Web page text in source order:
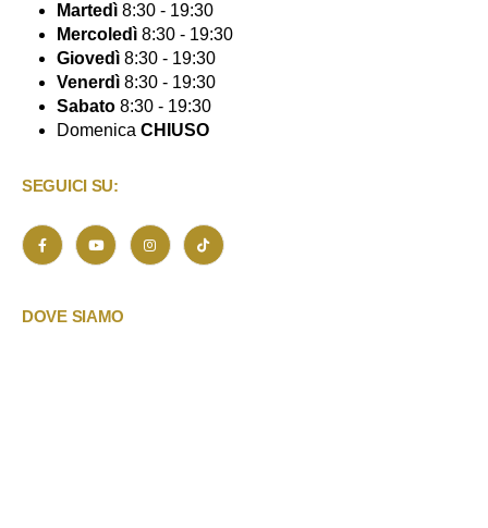
Martedì 8:30 - 19:30
Mercoledì 8:30 - 19:30
Giovedì 8:30 - 19:30
Venerdì 8:30 - 19:30
Sabato 8:30 - 19:30
Domenica CHIUSO
SEGUICI SU:
DOVE SIAMO